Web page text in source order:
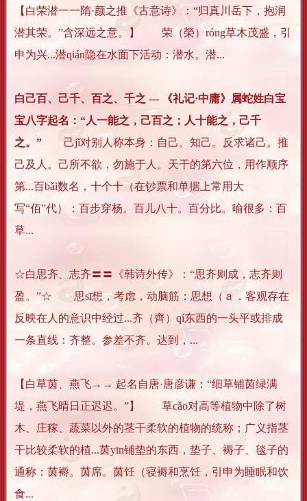
【白荣潜一一隋·颜之推《古意诗》：“归真川岳下，抱润
潜其荣。”含深远之意。】 荣（榮）róng草木茂盛，引
申为兴...潜qián隐在水面下活动：潜水。潜...
白己百、己千、百之、千之 --- 《礼记·中庸》属蛇姓白宝
宝八字起名：“人一能之，己百之；人十能之，己千
之。” 己jǐ对别人称本身：自己。知己。反求诸己。推
己及人。己所不欲，勿施于人。天干的第六位，用作顺序
第...百bǎi数名，十个十（在钞票和单据上常用大
写“佰”代）：百步穿杨。百儿八十。百分比。喻很多：百
草...
☆白思齐、志齐〓〓《韩诗外传》：“思齐则成，志齐则
盈。”☆ 思sī想，考虑，动脑筋：思想（ａ．客观存在
反映在人的意识中经过...齐（齊）qí东西的一头平或排成
一条直线：齐整。参差不齐。达到，...
【白草茵、燕飞→→ 起名自唐·唐彦谦：“细草铺茵绿满
堤，燕飞晴日正迟迟。”】 草cǎo对高等植物中除了树
木、庄稼、蔬菜以外的茎干柔软的植物的统称；广义指茎
干比较柔软的植...茵yīn铺垫的东西，垫子、褥子、毯子的
通称：茵褥。茵席。茵饪（寝褥和烹饪，引申为睡眠和饮
食...